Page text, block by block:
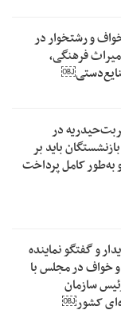
و رشتخوار در
فرهنگی،
در
باید بر
کامل پرداخت
گفتگو نماینده
خواف در مجلس با
سازمان
کشور￼